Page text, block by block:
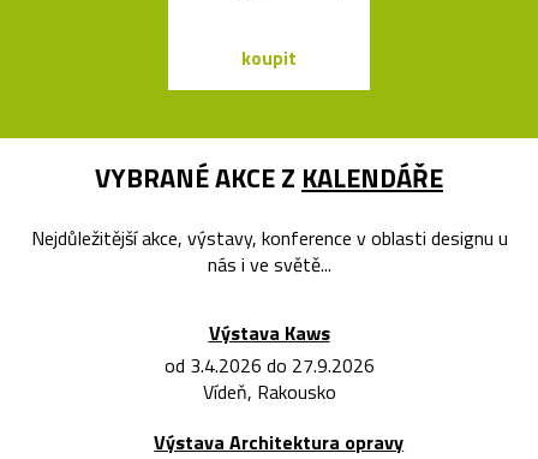
koupit
VYBRANÉ AKCE Z KALENDÁŘE
Nejdůležitější akce, výstavy, konference v oblasti designu u
nás i ve světě...
Výstava Kaws
od 3.4.2026 do 27.9.2026
Vídeň, Rakousko
Výstava Architektura opravy